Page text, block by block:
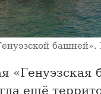
башней».
ещё